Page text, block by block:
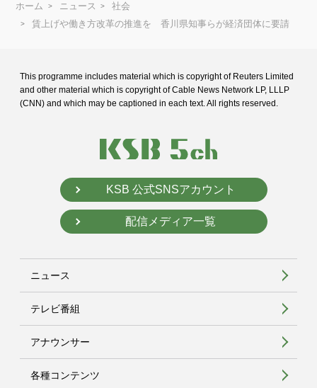
ホーム ニュース
社会
賃上げや働き方改革の推進を 香川県知事らが経済団体に要請
This programme includes material which is copyright of Reuters Limited
and other material which is copyright of Cable News Network LP, LLLP
(CNN) and which may be captioned in each text. All rights reserved.
KSB 公式SNSアカウント
配信メディア一覧
ニュース
テレビ番組
アナウンサー
各種コンテンツ